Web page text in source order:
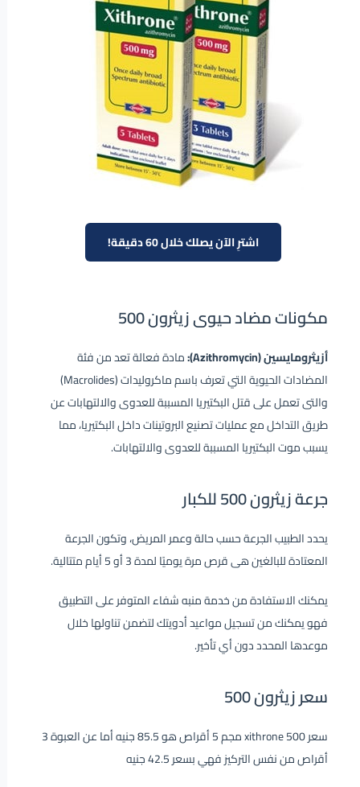
اشترِ الآن يصلك خلال 60 دقيقة!
مكونات مضاد حيوى زيثرون 500
أزيثرومايسين (Azithromycin):
مادة فعالة تعد من فئة
المضادات الحيوية التي تعرف باسم ماكروليدات (Macrolides)
والتى تعمل على قتل البكتيريا المسببة للعدوى والالتهابات عن
طريق التداخل مع عمليات تصنيع البروتينات داخل البكتيريا، مما
يسبب موت البكتيريا المسببة للعدوى والالتهابات.
جرعة زيثرون 500 للكبار
يحدد الطبيب الجرعة حسب حالة وعمر المريض، وتكون الجرعة
المعتادة للبالغين هى قرص مرة يوميًا لمدة 3 أو 5 أيام متتالية.
يمكنك الاستفادة من خدمة منبه شفاء المتوفر على التطبيق
فهو يمكنك من تسجيل مواعيد أدويتك لتضمن تناولها خلال
موعدها المحدد دون أي تأخير.
سعر زيثرون 500
سعر xithrone 500 مجم 5 أقراص هو 85.5 جنيه أما عن العبوة 3
أقراص من نفس التركيز فهي بسعر 42.5 جنيه